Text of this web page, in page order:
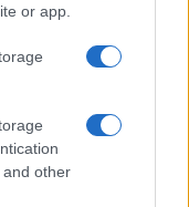
or app.
other
Chan-wook
új gitárosát a